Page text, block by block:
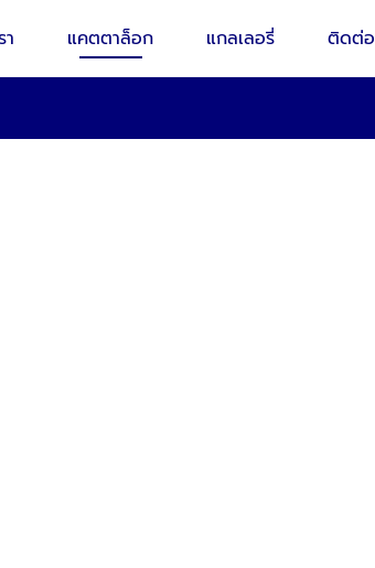
า แคตตาล็อก แกลเลอรี่ ติดต่อ